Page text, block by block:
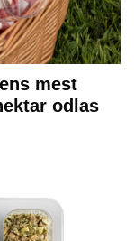
mest
odlas